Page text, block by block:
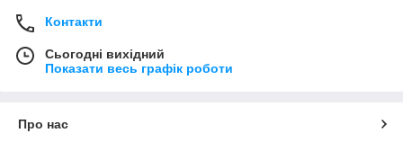
Контакти
Сьогодні вихідний
Показати весь графік роботи
Про нас